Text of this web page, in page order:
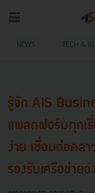
NEWS TECH &
รู้จัก AIS
แพลตฟอร์มทุกเรื่
ง่าย เชื่อมต่อคลา
รองรับเครือข่าย